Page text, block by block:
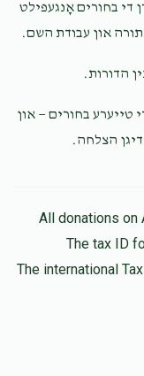
די בחורים אָנגעפילט
און עבודת השם.
הדורות.
טייערע בחורים — און
הצלחה.
All donations on
The tax ID
The international